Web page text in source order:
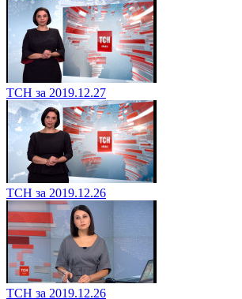
ТСН за 2019.12.27
ТСН за 2019.12.26
ТСН за 2019.12.26